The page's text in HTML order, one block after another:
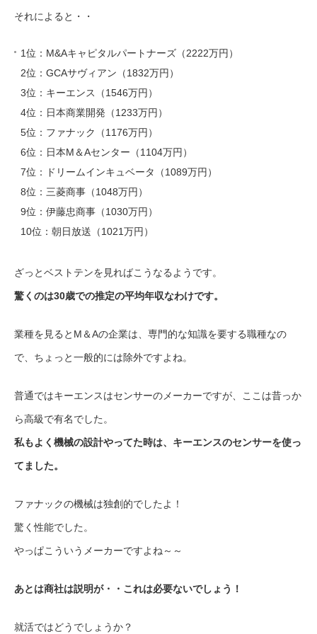
それによると・・
1位：M&Aキャピタルパートナーズ（2222万円）
2位：GCAサヴィアン（1832万円）
3位：キーエンス（1546万円）
4位：日本商業開発（1233万円）
5位：ファナック（1176万円）
6位：日本M＆Aセンター（1104万円）
7位：ドリームインキュベータ（1089万円）
8位：三菱商事（1048万円）
9位：伊藤忠商事（1030万円）
10位：朝日放送（1021万円）
ざっとベストテンを見ればこうなるようです。
驚くのは30歳での推定の平均年収なわけです。
業種を見るとM＆Aの企業は、専門的な知識を要する職種なの
で、ちょっと一般的には除外ですよね。
普通ではキーエンスはセンサーのメーカーですが、ここは昔っか
ら高級で有名でした。
私もよく機械の設計やってた時は、キーエンスのセンサーを使っ
てました。
ファナックの機械は独創的でしたよ！
驚く性能でした。
やっぱこういうメーカーですよね～～
あとは商社は説明が・・これは必要ないでしょう！
就活ではどうでしょうか？